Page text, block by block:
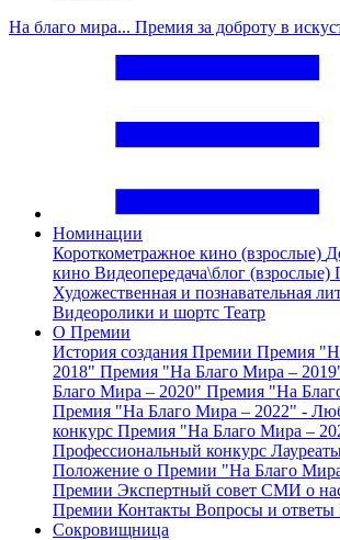
На благо мира... Премия за доброту в
Номинации
Короткометражное кино (взрослые)
кино Видеопередача\блог (взрослые)
Художественная и познавательная
Видеоролики и шортс Театр
О Премии
История создания Премии Премия
2018" Премия "На Благо Мира –
Благо Мира – 2020" Премия "На
Премия "На Благо Мира – 2022" -
конкурс Премия "На Благо Мира –
Профессиональный конкурс
Положение о Премии "На Благо
Премии Экспертный совет СМИ о
Премии Контакты Вопросы и ответы
Сокровищница